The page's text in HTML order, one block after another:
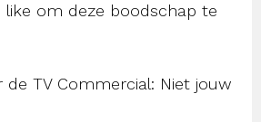
like om deze boodschap te
de TV Commercial: Niet jouw